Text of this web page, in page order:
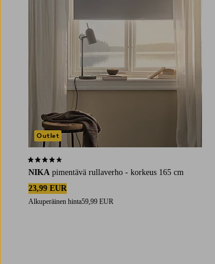
NIKA pimentävä rullaverho - korkeus 165 cm
23,99 EUR
Alkuperäinen hinta59,99 EUR
4,1 perustuen 45 arvosanaan
Outlet